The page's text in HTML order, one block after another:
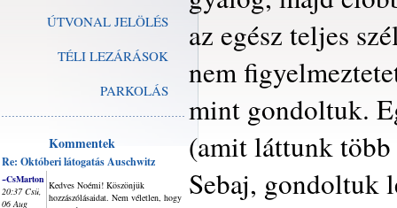
ÚTVONAL JELÖLÉS
TÉLI LEZÁRÁSOK
PARKOLÁS
Kommentek
Re: Októberi látogatás Auschwitz
~CsMarton
20:37 Csü,
06 Aug
Kedves Noémi! Köszönjük
hozzászólásaidat. Nem véletlen, hogy
az egész teljes
nem
mint gondoltuk.
(amit láttunk több
Sebaj, gondoltuk